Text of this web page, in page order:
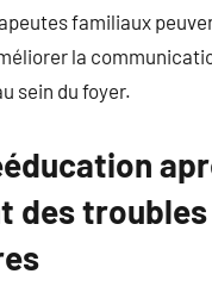
familiaux
la
sein du foyer.
des troubles